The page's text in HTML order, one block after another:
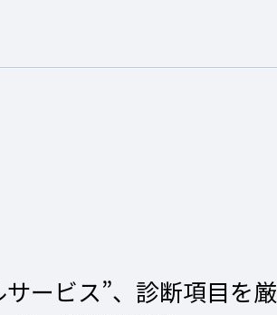
ービス”、診断項目を厳